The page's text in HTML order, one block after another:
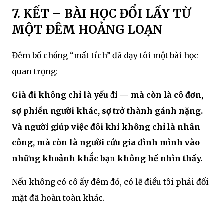
7. KẾT – BÀI HỌC ĐỔI LẤY TỪ
MỘT ĐÊM HOẢNG LOẠN
Đêm bố chồng “mất tích” đã dạy tôi một bài học
quan trọng:
Già đi không chỉ là yếu đi — mà còn là cô đơn,
sợ phiền người khác, sợ trở thành gánh nặng.
Và người giúp việc đôi khi không chỉ là nhân
công, mà còn là người cứu gia đình mình vào
những khoảnh khắc bạn không hề nhìn thấy.
Nếu không có cô ấy đêm đó, có lẽ điều tôi phải đối
mặt đã hoàn toàn khác.